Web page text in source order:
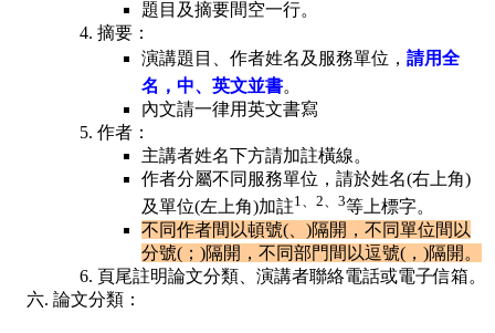
題目及摘要間空一行。
摘要：
演講題目、作者姓名及服務單位， 請用全
名，中、英文並書。
內文請一律用英文書寫
作者：
主講者姓名下方請加註橫線。
作者分屬不同服務單位，請於姓名(右上角)
及單位(左上角)加註1、2、3等上標字。
不同作者間以頓號(、)隔開，不同單位間以
分號(；)隔開，不同部門間以逗號(，)隔開。
頁尾註明論文分類、演講者聯絡電話或電子信箱。
論文分類：